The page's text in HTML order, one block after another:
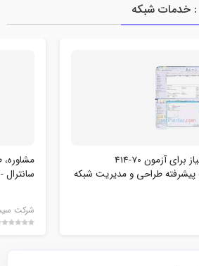
خدمات شبكه
آموزش مهارت های مورد نیاز برای آزمون 70-414
طراحی و مدیریت شبکه
شرکت